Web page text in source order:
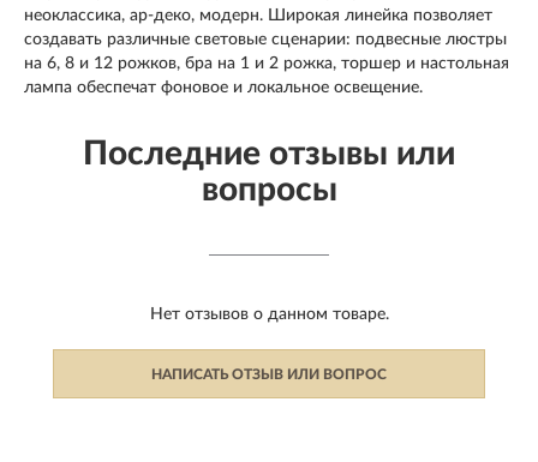
неоклассика, ар-деко, модерн. Широкая линейка позволяет
создавать различные световые сценарии: подвесные люстры
на 6, 8 и 12 рожков, бра на 1 и 2 рожка, торшер и настольная
лампа обеспечат фоновое и локальное освещение.
Последние отзывы или
вопросы
Нет отзывов о данном товаре.
НАПИСАТЬ ОТЗЫВ ИЛИ ВОПРОС